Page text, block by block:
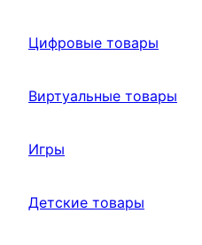
Цифровые товары
Виртуальные товары
Игры
Детские товары